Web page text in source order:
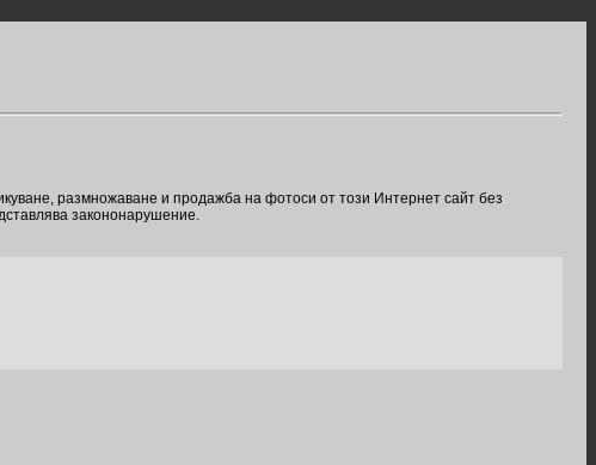
размножаване и продажба на фотоси от този Интернет сайт без
закононарушение.